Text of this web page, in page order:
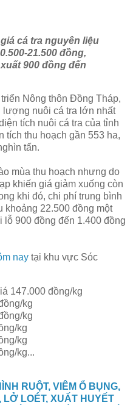
giá cá tra nguyên liệu
21.500 đồng,
900 đồng đến
Nông thôn Đồng Tháp,
nuôi cá tra lớn nhất
tích nuôi cá tra của tỉnh
tích thu hoạch gần 553 ha,
tấn.
mùa thu hoạch nhưng do
khiến giá giảm xuống còn
khi đó, chi phí trung bình
khoảng 22.500 đồng một
900 đồng đến 1.400 đồng
nay tại khu vực Sóc
147.000 đồng/kg
kg
kg
kg
kg
kg...
RUỘT, VIÊM Ổ BỤNG,
LOÉT, XUẤT HUYẾT